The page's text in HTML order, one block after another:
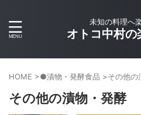
未知の料理へ
オトコ中村の
HOME >●漬物・発酵食品 >その他の
その他の漬物・発酵